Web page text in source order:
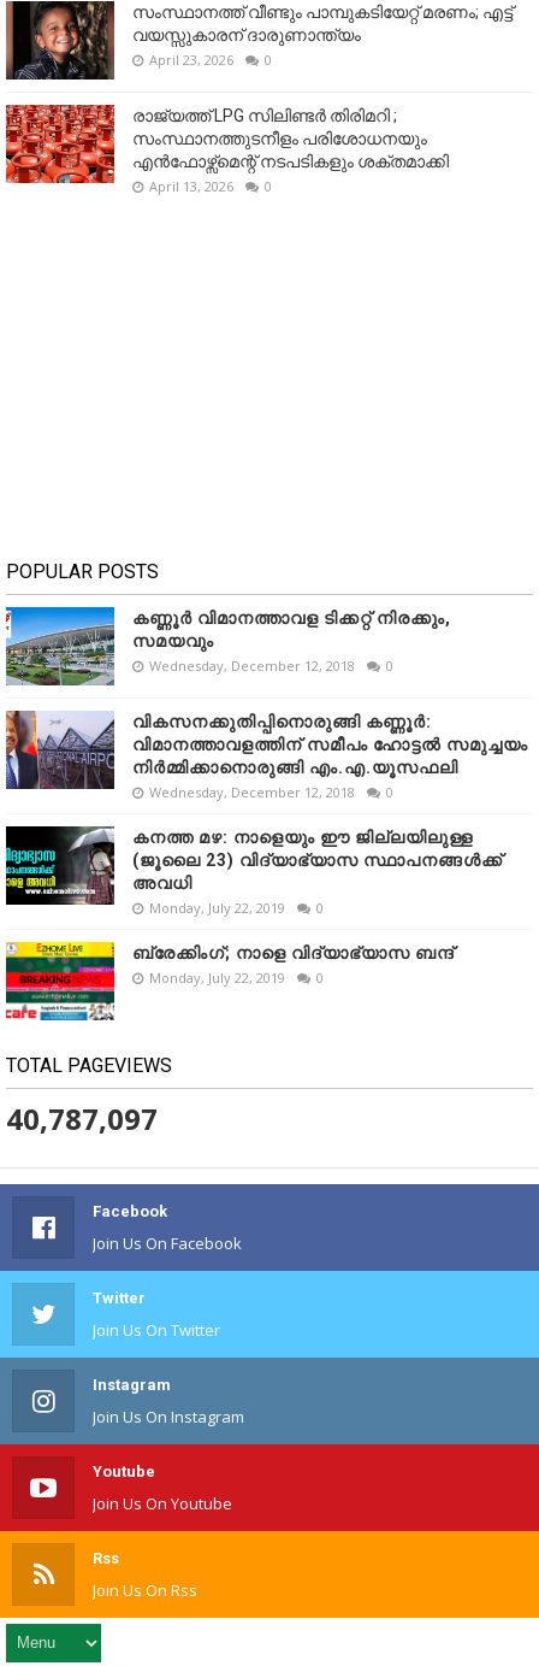
സംസ്ഥാനത്ത് വീണ്ടും പാമ്പുകടിയേറ്റ് മരണം; എട്ട്
വയസ്സുകാരന് ദാരുണാന്ത്യം
April 23, 2026 0
രാജ്യത്ത് LPG സിലിണ്ടർ തിരിമറി ;
സംസ്ഥാനത്തുടനീളം പരിശോധനയും
എൻഫോഴ്സ്മെന്റ് നടപടികളും ശക്തമാക്കി
April 13, 2026 0
POPULAR POSTS
കണ്ണൂർ വിമാനത്താവള ടിക്കറ്റ് നിരക്കും,
സമയവും
Wednesday, December 12, 2018 0
വികസനക്കുതിപ്പിനൊരുങ്ങി കണ്ണൂർ:
വിമാനത്താവളത്തിന് സമീപം ഹോട്ടൽ സമുച്ചയം
നിർമ്മിക്കാനൊരുങ്ങി എം.എ.യൂസഫലി
Wednesday, December 12, 2018 0
കനത്ത മഴ: നാളെയും ഈ ജില്ലയിലുള്ള
(ജൂലൈ 23) വിദ്യാഭ്യാസ സ്ഥാപനങ്ങൾക്ക്
അവധി
Monday, July 22, 2019 0
ബ്രേക്കിംഗ്; നാളെ വിദ്യാഭ്യാസ ബന്ദ്
Monday, July 22, 2019 0
TOTAL PAGEVIEWS
40,787,097
Facebook
Join Us On Facebook
Twitter
Join Us On Twitter
Instagram
Join Us On Instagram
Youtube
Join Us On Youtube
Rss
Join Us On Rss